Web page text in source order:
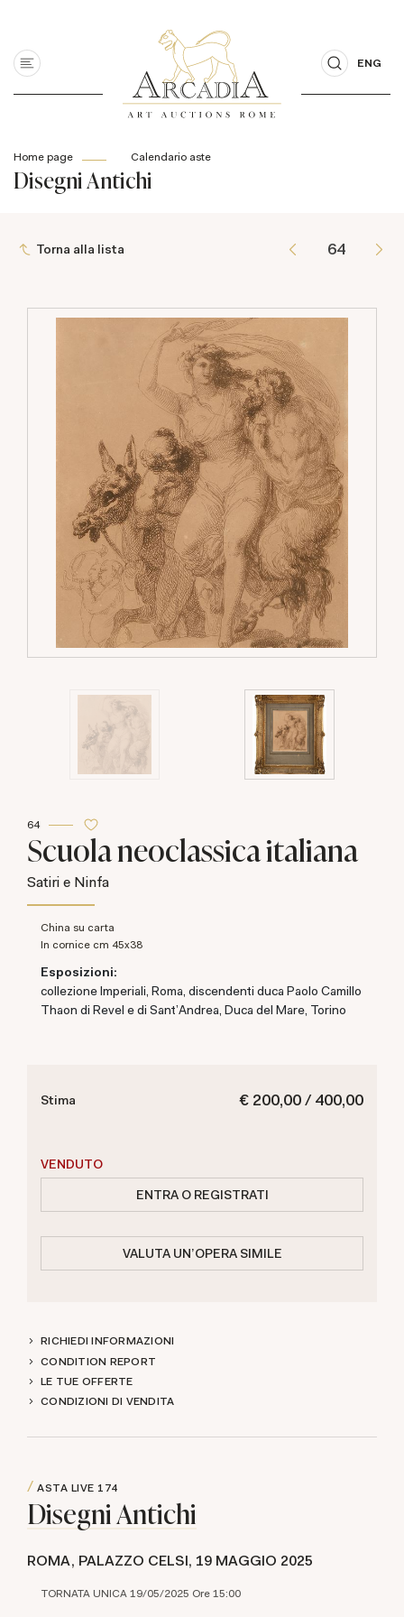
ENG
Home page Calendario aste
Disegni Antichi
Torna alla lista
64
Scuola neoclassica italiana
Satiri e Ninfa
China su carta
in cornice cm 45x38
Esposizioni:
collezione Imperiali, Roma, discendenti duca Paolo Camillo
Thaon di Revel e di Sant'Andrea, Duca del Mare, Torino
€ 200,00 / 400,00
Stima
VENDUTO
ENTRA O REGISTRATI
VALUTA UN'OPERA SIMILE
RICHIEDI INFORMAZIONI
CONDITION REPORT
LE TUE OFFERTE
CONDIZIONI DI VENDITA
ASTA LIVE 174
Disegni Antichi
ROMA, PALAZZO CELSI, 19 MAGGIO 2025
TORNATA UNICA 19/05/2025 Ore 15:00